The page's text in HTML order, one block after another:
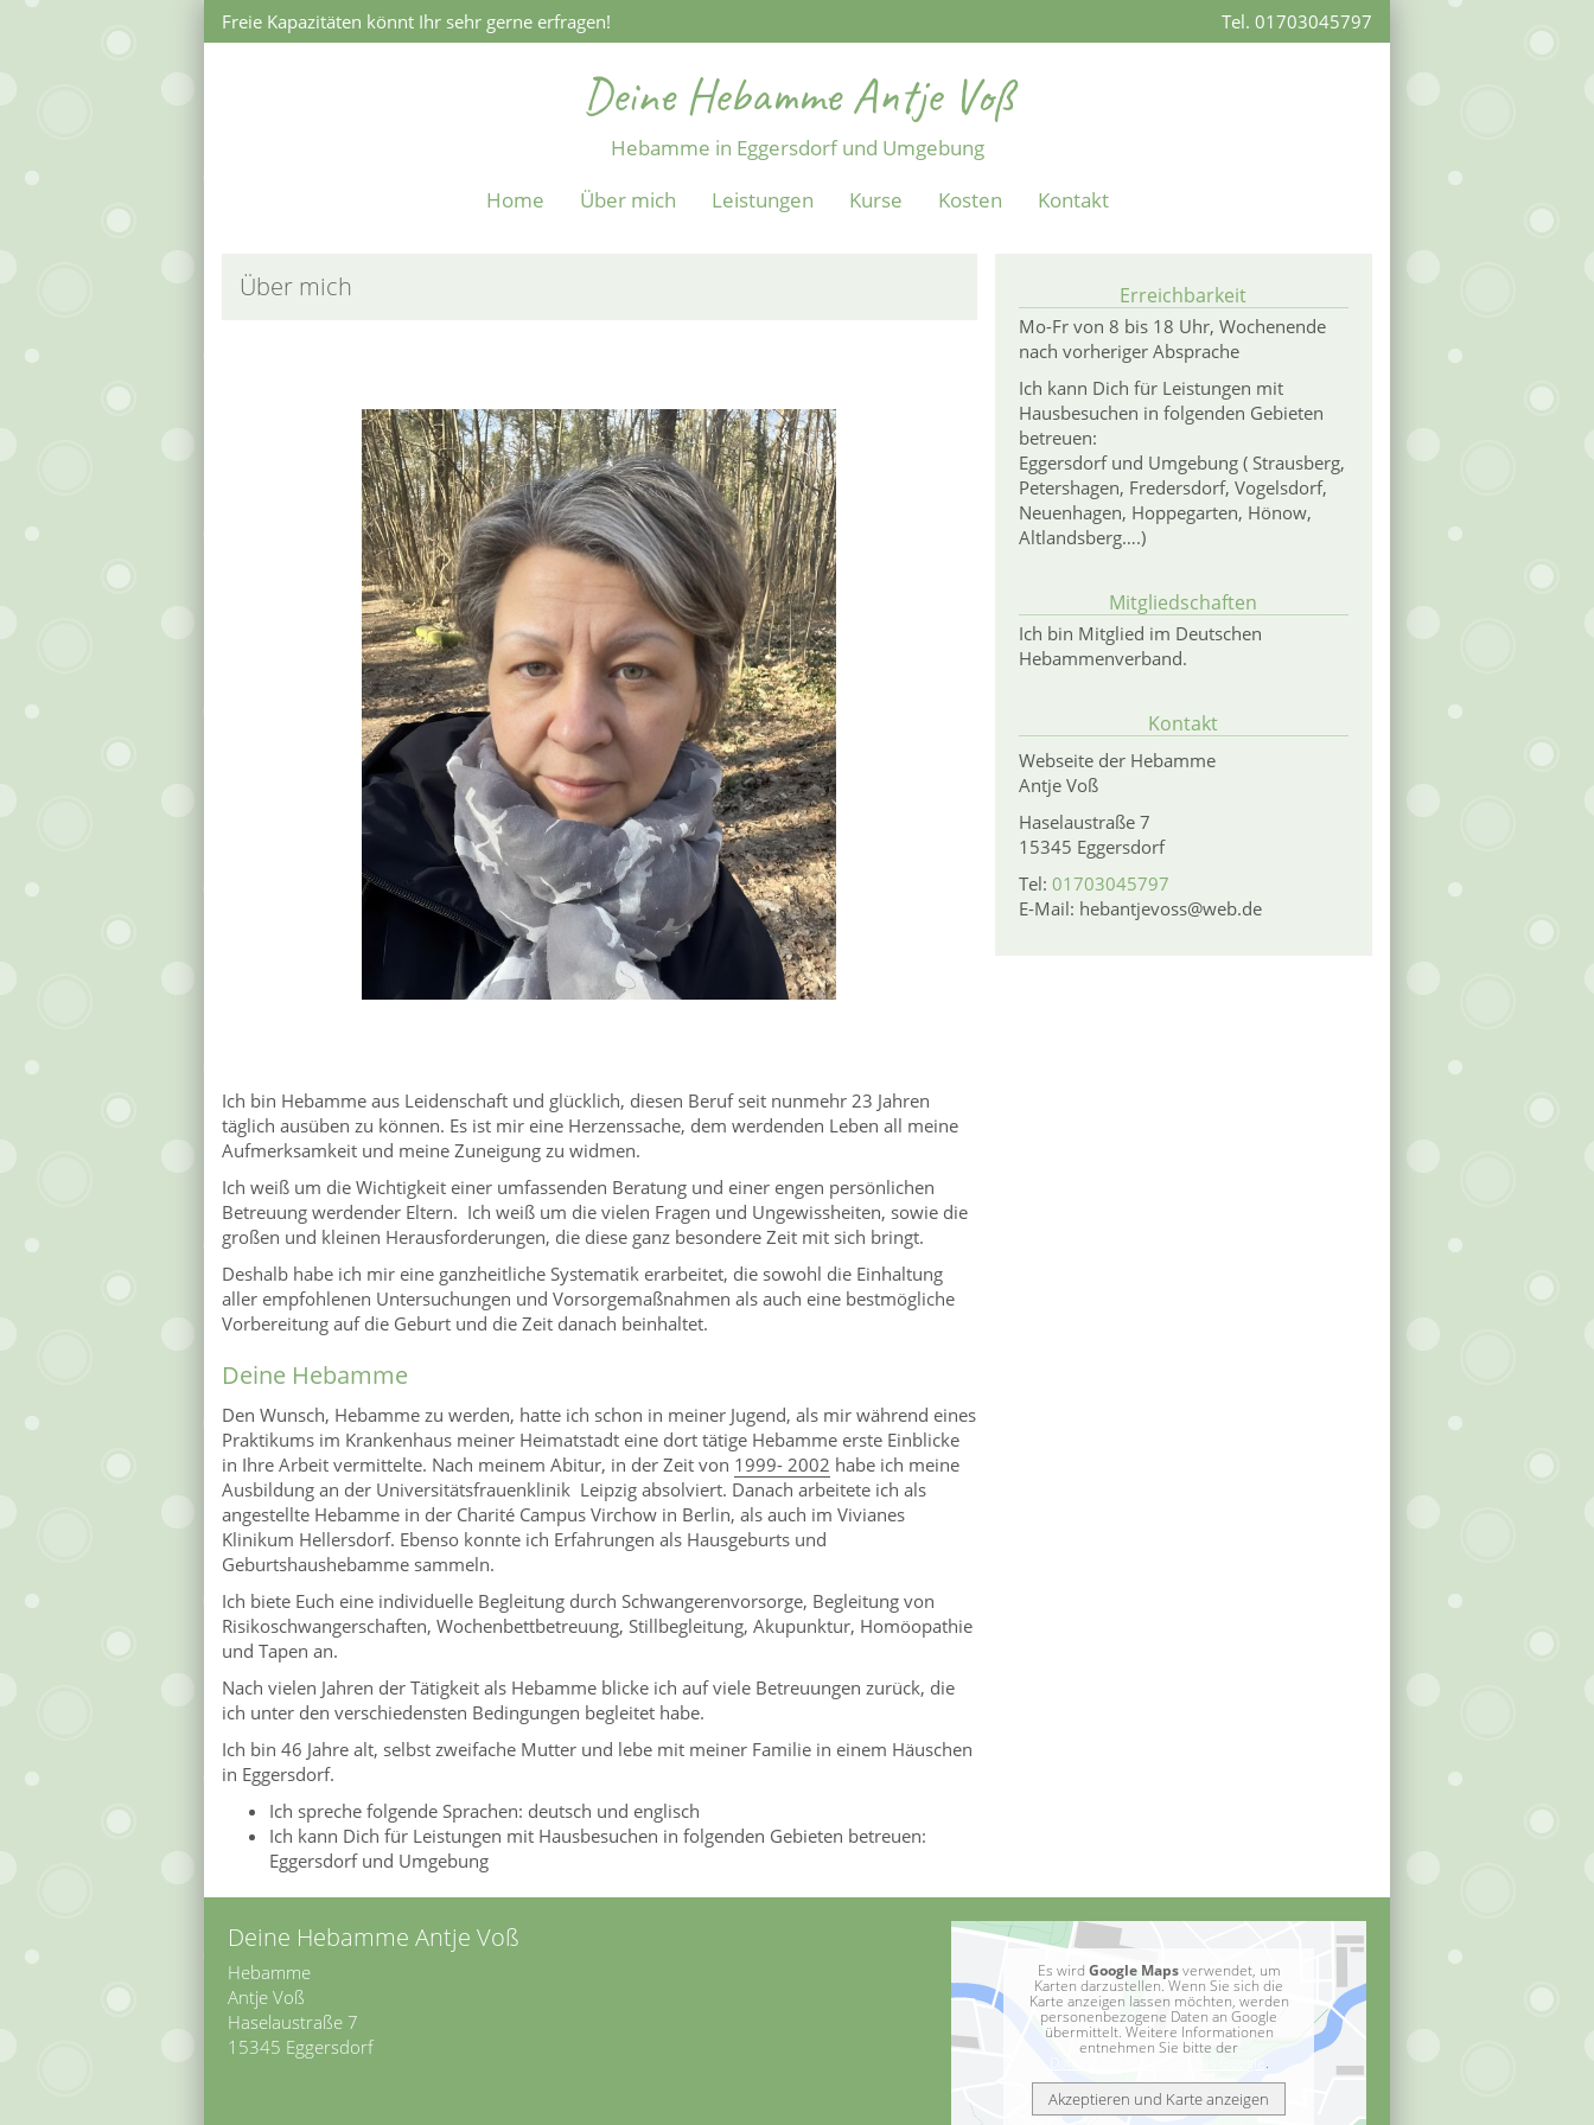
Freie Kapazitäten könnt Ihr sehr gerne erfragen! Tel. 01703045797
Deine Hebamme Antje Voß
Hebamme in Eggersdorf und Umgebung
Home
Über mich Leistungen Kurse Kosten Kontakt
Über mich
Ich bin Hebamme aus Leidenschaft und glücklich, diesen Beruf seit nunmehr 23 Jahren
täglich ausüben zu können. Es ist mir eine Herzenssache, dem werdenden Leben all meine
Aufmerksamkeit und meine Zuneigung zu widmen.
Ich weiß um die Wichtigkeit einer umfassenden Beratung und einer engen persönlichen
Betreuung werdender Eltern. Ich weiß um die vielen Fragen und Ungewissheiten, sowie die
großen und kleinen Herausforderungen, die diese ganz besondere Zeit mit sich bringt.
Deshalb habe ich mir eine ganzheitliche Systematik erarbeitet, die sowohl die Einhaltung
aller empfohlenen Untersuchungen und Vorsorgemaßnahmen als auch eine bestmögliche
Vorbereitung auf die Geburt und die Zeit danach beinhaltet.
Deine Hebamme
Den Wunsch, Hebamme zu werden, hatte ich schon in meiner Jugend, als mir während eines
Praktikums im Krankenhaus meiner Heimatstadt eine dort tätige Hebamme erste Einblicke
in Ihre Arbeit vermittelte. Nach meinem Abitur, in der Zeit von 1999- 2002 habe ich meine
Ausbildung an der Universitätsfrauenklinik Leipzig absolviert. Danach arbeitete ich als
angestellte Hebamme in der Charité Campus Virchow in Berlin, als auch im Vivianes
Klinikum Hellersdorf. Ebenso konnte ich Erfahrungen als Hausgeburts und
Geburtshaushebamme sammeln.
Ich biete Euch eine individuelle Begleitung durch Schwangerenvorsorge, Begleitung von
Risikoschwangerschaften, Wochenbettbetreuung, Stillbegleitung, Akupunktur, Homöopathie
und Tapen an.
Nach vielen Jahren der Tätigkeit als Hebamme blicke ich auf viele Betreuungen zurück, die
ich unter den verschiedensten Bedingungen begleitet habe.
Ich bin 46 Jahre alt, selbst zweifache Mutter und lebe mit meiner Familie in einem Häuschen
in Eggersdorf.
Ich spreche folgende Sprachen: deutsch und englisch
Ich kann Dich für Leistungen mit Hausbesuchen in folgenden Gebieten betreuen:
Eggersdorf und Umgebung
Erreichbarkeit
Mo-Fr von 8 bis 18 Uhr, Wochenende
nach vorheriger Absprache
Ich kann Dich für Leistungen mit
Hausbesuchen in folgenden Gebieten
betreuen:
Eggersdorf und Umgebung ( Strausberg,
Petershagen, Fredersdorf, Vogelsdorf,
Neuenhagen, Hoppegarten, Hönow,
Altlandsberg….)
Mitgliedschaften
Ich bin Mitglied im Deutschen
Hebammenverband.
Kontakt
Webseite der Hebamme
Antje Voß
Haselaustraße 7
15345 Eggersdorf
Tel: 01703045797
E-Mail: hebantjevoss@web.de
Deine Hebamme Antje Voß
Hebamme
Antje Voß
Haselaustraße 7
15345 Eggersdorf
Es wird Google Mapsverwendet, um
Karten darzustellen. Wenn Sie sich die
Karte anzeigen lassen möchten, werden
personenbezogene Daten an Google
übermittelt. Weitere Informationen
entnehmen Sie bitte der
.
Akzeptieren und Karte anzeigen